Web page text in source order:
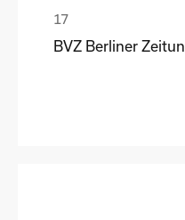
BVZ Berliner